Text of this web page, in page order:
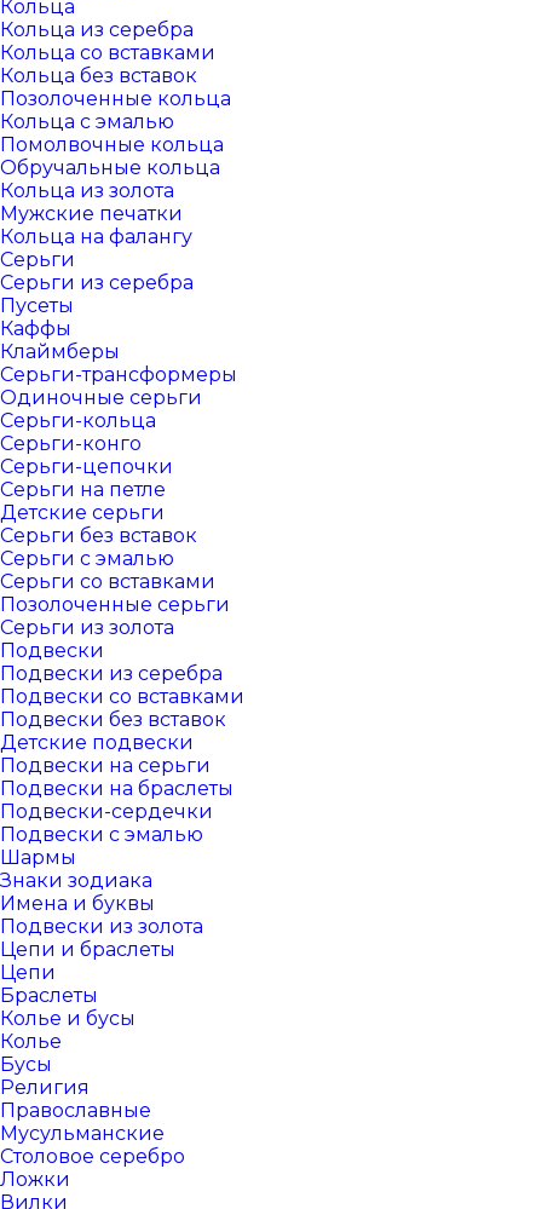
Кольца
Кольца из серебра
Кольца со вставками
Кольца без вставок
Позолоченные кольца
Кольца с эмалью
Помолвочные кольца
Обручальные кольца
Кольца из золота
Мужские печатки
Кольца на фалангу
Серьги
Серьги из серебра
Пусеты
Каффы
Клаймберы
Серьги-трансформеры
Одиночные серьги
Серьги-кольца
Серьги-конго
Серьги-цепочки
Серьги на петле
Детские серьги
Серьги без вставок
Серьги с эмалью
Серьги со вставками
Позолоченные серьги
Серьги из золота
Подвески
Подвески из серебра
Подвески со вставками
Подвески без вставок
Детские подвески
Подвески на серьги
Подвески на браслеты
Подвески-сердечки
Подвески с эмалью
Шармы
Знаки зодиака
Имена и буквы
Подвески из золота
Цепи и браслеты
Цепи
Браслеты
Колье и бусы
Колье
Бусы
Религия
Православные
Мусульманские
Столовое серебро
Ложки
Вилки